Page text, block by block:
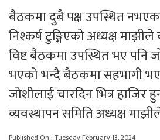
बैठकमा दुबै पक्ष उपस्थित
निश्कर्ष टुङ्गिएको अध्यक्ष माझीले
विष्ट बैठकमा उपस्थित भए पनि
भएको भन्दै बैठकमा सहभागी
जोशीलाई चारदिन भित्र हाजिर
व्यवस्थापन समिति अध्यक्ष
Published On : Tuesday February 13, 2024